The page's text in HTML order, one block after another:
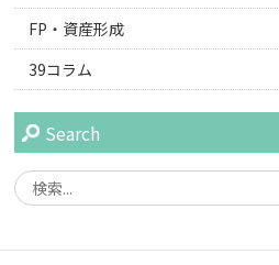
FP・資産形成
39コラム
Search